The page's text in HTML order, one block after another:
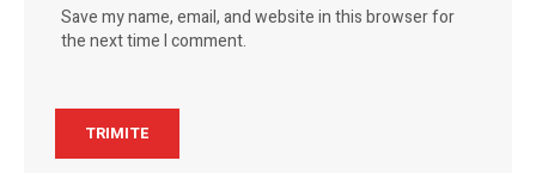
Save my name, email, and website in this browser for
the next time I comment.